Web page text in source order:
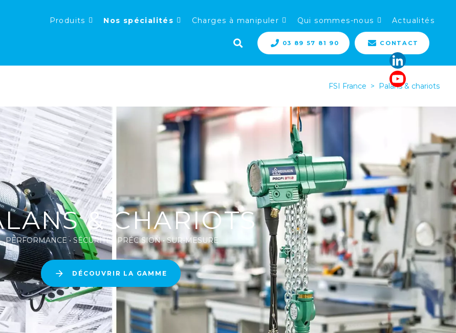
Produits Nos spécialités Charges à manipuler Qui sommes-nous Actualités
03 89 57 81 90 CONTACT
FSI France > Palans & chariots
& CHARIOTS
PERFORMANCE • SÉCURITÉ • PRÉCISION • SUR-MESURE
DÉCOUVRIR LA GAMME